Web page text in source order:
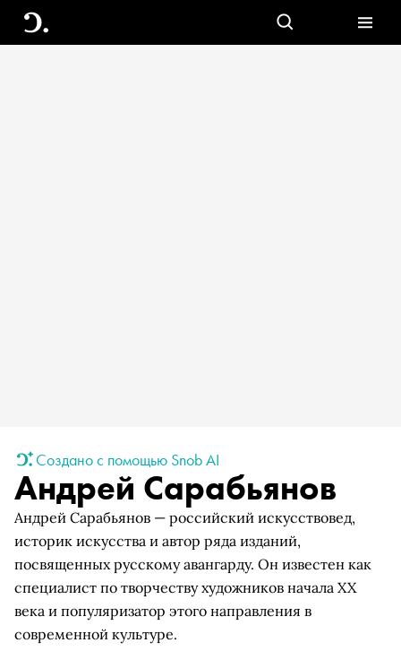
Создано с помощью Snob AI
Андрей Сарабьянов
Андрей Сарабьянов — российский искусствовед,
историк искусства и автор ряда изданий,
посвященных русскому авангарду. Он известен как
специалист по творчеству художников начала XX
века и популяризатор этого направления в
современной культуре.